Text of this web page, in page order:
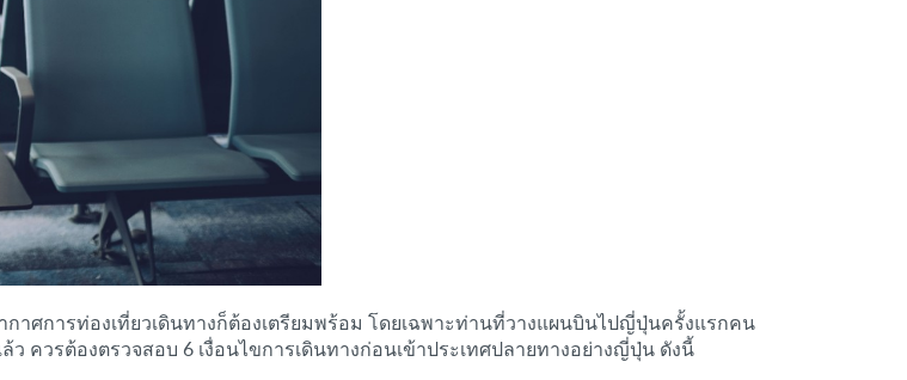
าศการท่องเที่ยวเดินทางก็ต้องเตรียมพร้อม โดยเฉพาะท่านที่วางแผนบินไปญี่ปุ่นครั้งแรกคน
ควรต้องตรวจสอบ 6 เงื่อนไขการเดินทางก่อนเข้าประเทศปลายทางอย่างญี่ปุ่น ดังนี้